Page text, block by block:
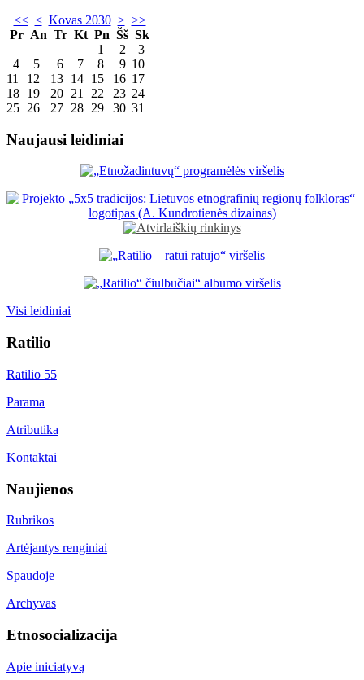
<< < Kovas 2030 > >>
Pr An Tr Kt Pn Šš Sk
1
2
3
4
5 6 7 8 9 10
11
12 13 14 15 16 17
18 19 20 21 22 23 24
25 26 27 28 29 30 31
Naujausi leidiniai
Visi leidiniai
Ratilio
Ratilio 55
Parama
Atributika
Kontaktai
Naujienos
Rubrikos
Artėjantys renginiai
Spaudoje
Archyvas
Etnosocializacija
Apie iniciatyvą